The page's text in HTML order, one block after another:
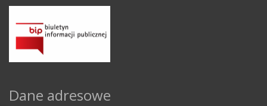
Dane adresowe